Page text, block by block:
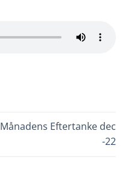
Månadens Eftertanke dec
-22